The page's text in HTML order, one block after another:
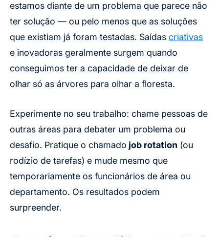
estamos diante de um problema que parece não
ter solução — ou pelo menos que as soluções
que existiam já foram testadas. Saídas criativas
e inovadoras geralmente surgem quando
conseguimos ter a capacidade de deixar de
olhar só as árvores para olhar a floresta.
Experimente no seu trabalho: chame pessoas de
outras áreas para debater um problema ou
desafio. Pratique o chamado job rotation (ou
rodízio de tarefas) e mude mesmo que
temporariamente os funcionários de área ou
departamento. Os resultados podem
surpreender.